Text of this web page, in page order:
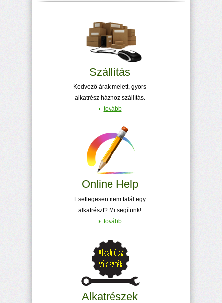
Szállítás
Kedvező árak melett, gyors
alkatrész házhoz szállítás.
tovább
Online Help
Esetlegesen nem talál egy
alkatrészt? Mi segítünk!
tovább
Alkatrészek